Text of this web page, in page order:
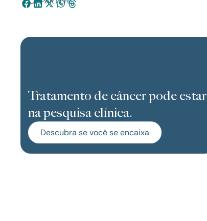
Tratamento de câncer pode estar
na pesquisa clínica.
Descubra se você se encaixa